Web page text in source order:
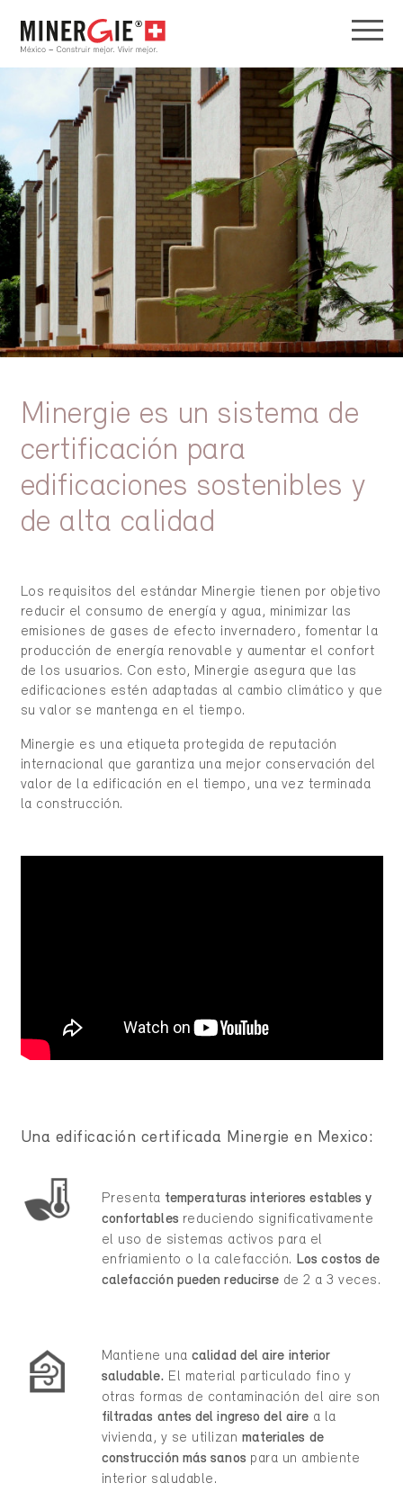
Minergie es un sistema de
certificación para
edificaciones sostenibles y
de alta calidad
Los requisitos del estándar Minergie tienen por objetivo
reducir el consumo de energía y agua, minimizar las
emisiones de gases de efecto invernadero, fomentar la
producción de energía renovable y aumentar el confort
de los usuarios. Con esto, Minergie asegura que las
edificaciones estén adaptadas al cambio climático y que
su valor se mantenga en el tiempo.
Minergie es una etiqueta protegida de reputación
internacional que garantiza una mejor conservación del
valor de la edificación en el tiempo, una vez terminada
la construcción.
Una edificación certificada Minergie en Mexico:
Presenta temperaturas interiores estables y
confortables reduciendo significativamente
el uso de sistemas activos para el
enfriamiento o la calefacción. Los costos de
calefacción pueden reducirse de 2 a 3 veces.
Mantiene una calidad del aire interior
saludable. El material particulado fino y
otras formas de contaminación del aire son
filtradas antes del ingreso del aire a la
vivienda, y se utilizan materiales de
construcción más sanos para un ambiente
interior saludable.